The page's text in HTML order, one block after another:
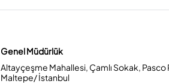
Genel Müdürlük
Altayçeşme Mahallesi, Çamlı Sokak, Pasco
Maltepe/ İstanbul